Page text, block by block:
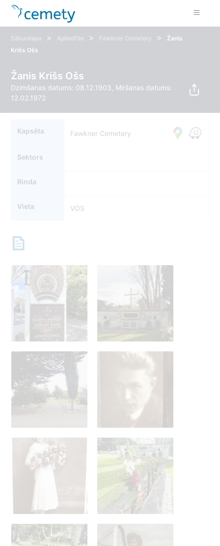
Sākumlapa > Apbedītie > Fawkner Cemetery >
Žanis
Krišs Ošs
Žanis Krišs Ošs
Dzimšanas datums: 08.12.1903, Miršanas datums:
12.02.1972
Kapsēta Fawkner Cemetery
Sektors
Rinda
Vieta VOS